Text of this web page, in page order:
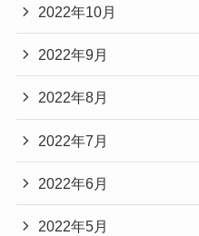
2022年10月
2022年9月
2022年8月
2022年7月
2022年6月
2022年5月